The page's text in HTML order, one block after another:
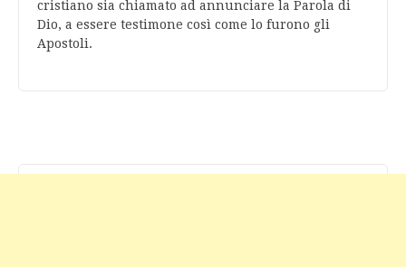
cristiano sia chiamato ad annunciare la Parola di
Dio, a essere testimone così come lo furono gli
Apostoli.